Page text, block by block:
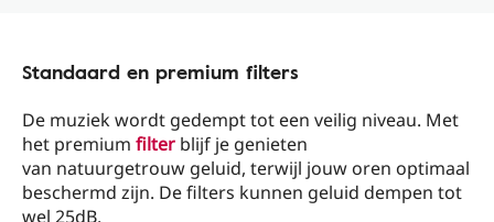
Standaard en premium filters
De muziek wordt gedempt tot een veilig niveau. Met
het premium filter blijf je genieten
van natuurgetrouw geluid, terwijl jouw oren optimaal
beschermd zijn. De filters kunnen geluid dempen tot
wel 25dB.